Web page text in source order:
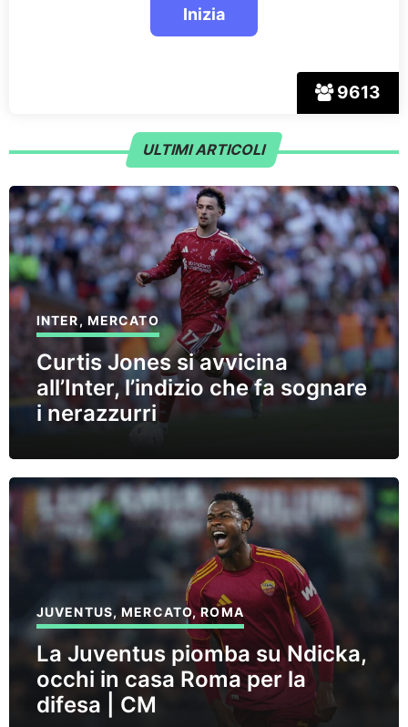
9613
ULTIMI ARTICOLI
INTER, MERCATO
Curtis Jones si avvicina
all’Inter, l’indizio che fa sognare
i nerazzurri
JUVENTUS,MERCATO,ROMA
La Juventus piomba su Ndicka,
occhi in casa Roma per la
difesa | CM